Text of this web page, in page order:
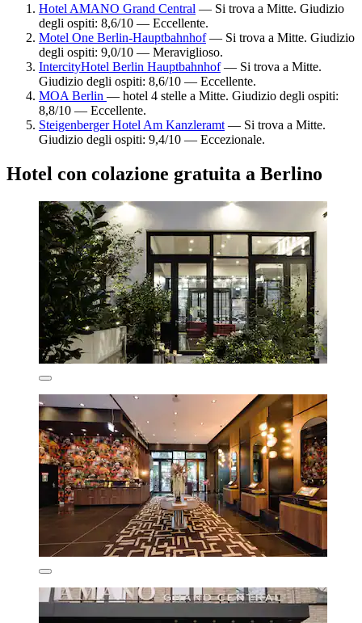
Hotel AMANO Grand Central — Si trova a Mitte. Giudizio
degli ospiti: 8,6/10 — Eccellente.
Motel One Berlin-Hauptbahnhof— Si trova a Mitte. Giudizio
degli ospiti: 9,0/10 — Meraviglioso.
IntercityHotel Berlin Hauptbahnhof— Si trova a Mitte.
Giudizio degli ospiti: 8,6/10 — Eccellente.
MOA Berlin — hotel 4 stelle a Mitte. Giudizio degli ospiti:
8,8/10 — Eccellente.
Steigenberger Hotel Am Kanzleramt — Si trova a Mitte.
Giudizio degli ospiti: 9,4/10 — Eccezionale.
Hotel con colazione gratuita a Berlino